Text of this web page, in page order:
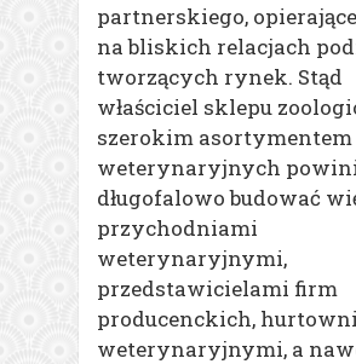
partnerskiego,
na bliskich relacjach
tworzących rynek. Stąd
właściciel sklepu
szerokim
weterynaryjnych
długofalowo budować
przychodniami
weterynaryjnymi,
przedstawicielami firm
producenckich,
weterynaryjnymi, a